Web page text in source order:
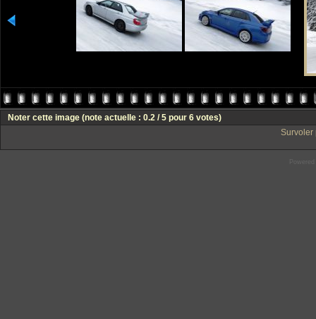
Noter cette image (note actuelle : 0.2 / 5 pour 6 votes)
Survoler